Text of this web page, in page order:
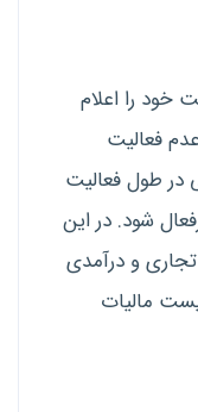
خود را اعلام
فعالیت
در طول فعالیت
شود. در این
و درآمدی
مالیات